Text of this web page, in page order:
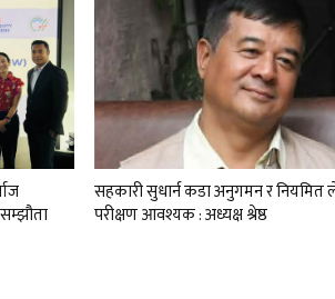
सहकारी सुधार्न कडा अनुगमन र नियमित
परीक्षण आवश्यक : अध्यक्ष श्रेष्ठ